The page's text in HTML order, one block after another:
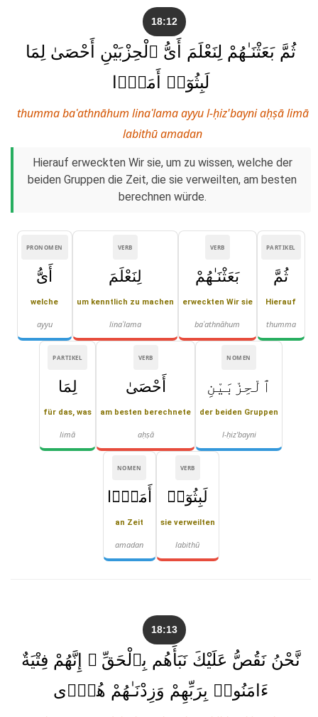
18:12
ثُمَّ بَعَثْنَـٰهُمْ لِنَعْلَمَ أَىُّ ٱلْحِزْبَيْنِ أَحْصَىٰ لِمَا
لَبِثُوٓا۟ أَمَدًۭا
thumma baʿathnāhum linaʿlama ayyu l-ḥiz'bayni aḥṣā limā
labithū amadan
Hierauf erweckten Wir sie, um zu wissen, welche der
beiden Gruppen die Zeit, die sie verweilten, am besten
berechnen würde.
PARTIKEL
ثُمَّ
Hierauf
thumma
VERB
بَعَثْنَـٰهُمْ
erweckten Wir sie
baʿathnāhum
VERB
لِنَعْلَمَ
um kenntlich zu machen
linaʿlama
PRONOMEN
أَىُّ
welche
ayyu
NOMEN
ٱلْحِزْبَيْنِ
der beiden Gruppen
l-ḥiz'bayni
VERB
أَحْصَىٰ
am besten berechnete
aḥṣā
PARTIKEL
لِمَا
für das, was
limā
VERB
لَبِثُوٓا۟
sie verweilten
labithū
NOMEN
أَمَدًۭا
an Zeit
amadan
18:13
نَّحْنُ نَقُصُّ عَلَيْكَ نَبَأَهُم بِٱلْحَقِّ ۚ إِنَّهُمْ فِتْيَةٌ
ءَامَنُوا۟ بِرَبِّهِمْ وَزِدْنَـٰهُمْ هُدًۭى